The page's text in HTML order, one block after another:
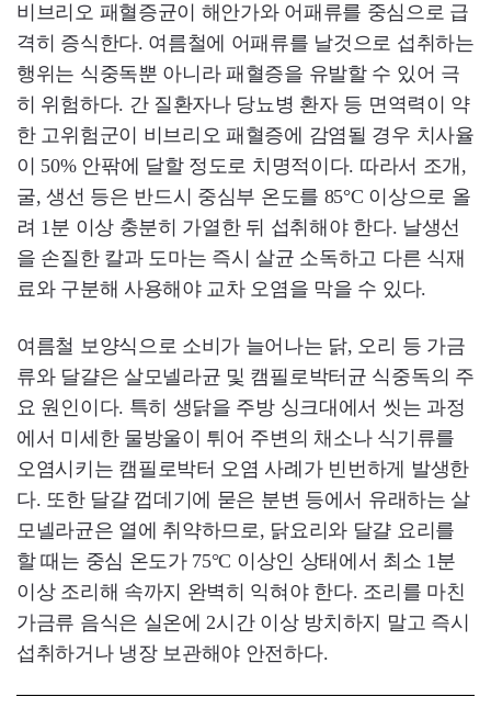
비브리오 패혈증균이 해안가와 어패류를 중심으로 급
격히 증식한다. 여름철에 어패류를 날것으로 섭취하는
행위는 식중독뿐 아니라 패혈증을 유발할 수 있어 극
히 위험하다. 간 질환자나 당뇨병 환자 등 면역력이 약
한 고위험군이 비브리오 패혈증에 감염될 경우 치사율
이 50% 안팎에 달할 정도로 치명적이다. 따라서 조개,
굴, 생선 등은 반드시 중심부 온도를 85°C 이상으로 올
려 1분 이상 충분히 가열한 뒤 섭취해야 한다. 날생선
을 손질한 칼과 도마는 즉시 살균 소독하고 다른 식재
료와 구분해 사용해야 교차 오염을 막을 수 있다.
여름철 보양식으로 소비가 늘어나는 닭, 오리 등 가금
류와 달걀은 살모넬라균 및 캠필로박터균 식중독의 주
요 원인이다. 특히 생닭을 주방 싱크대에서 씻는 과정
에서 미세한 물방울이 튀어 주변의 채소나 식기류를
오염시키는 캠필로박터 오염 사례가 빈번하게 발생한
다. 또한 달걀 껍데기에 묻은 분변 등에서 유래하는 살
모넬라균은 열에 취약하므로, 닭요리와 달걀 요리를
할 때는 중심 온도가 75°C 이상인 상태에서 최소 1분
이상 조리해 속까지 완벽히 익혀야 한다. 조리를 마친
가금류 음식은 실온에 2시간 이상 방치하지 말고 즉시
섭취하거나 냉장 보관해야 안전하다.